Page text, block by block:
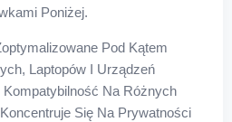
Poniżej.
Pod Kątem
Laptopów I Urządzeń
Na Różnych
Się Na Prywatności